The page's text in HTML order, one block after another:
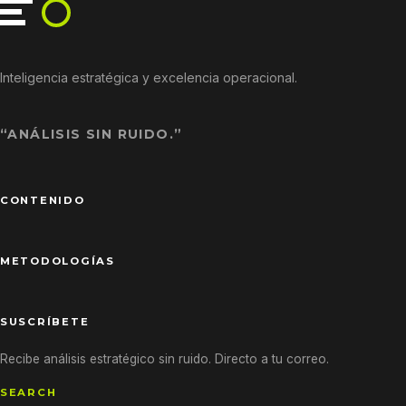
Inteligencia estratégica y excelencia operacional.
“ANÁLISIS SIN RUIDO.”
CONTENIDO
METODOLOGÍAS
SUSCRÍBETE
Recibe análisis estratégico sin ruido. Directo a tu correo.
SEARCH